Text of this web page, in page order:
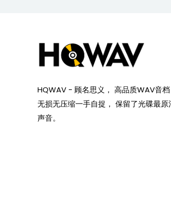
HQWAV - 顾名思义， 高品质WAV音
无损无压缩一手自捉， 保留了光碟最原
声音。